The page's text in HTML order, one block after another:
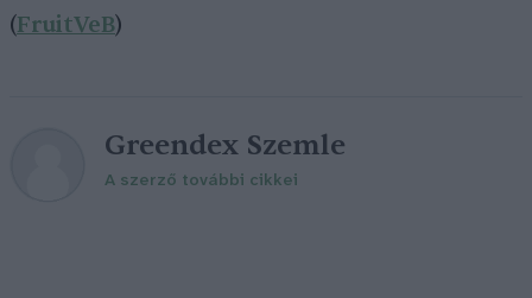
(FruitVeB)
Greendex Szemle
A szerző további cikkei